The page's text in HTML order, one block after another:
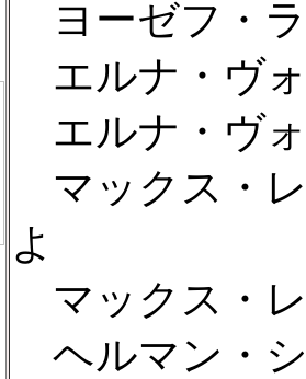
ヨーゼフ・
エルナ・ヴ
エルナ・ヴ
マックス・
よ
マックス・
ヘルマン・